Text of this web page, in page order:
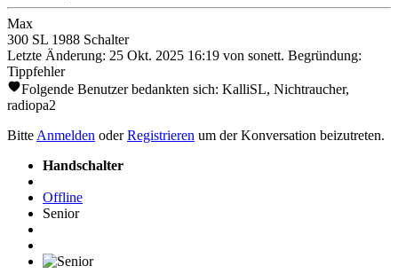
Max
300 SL 1988 Schalter
Letzte Änderung: 25 Okt. 2025 16:19 von sonett. Begründung:
Tippfehler
Folgende Benutzer bedankten sich: KalliSL, Nichtraucher,
radiopa2
Bitte Anmelden oderRegistrieren um der Konversation beizutreten.
Handschalter
Offline
Senior